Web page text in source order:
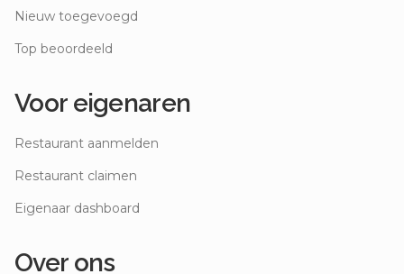
Nieuw toegevoegd
Top beoordeeld
Voor eigenaren
Restaurant aanmelden
Restaurant claimen
Eigenaar dashboard
Over ons